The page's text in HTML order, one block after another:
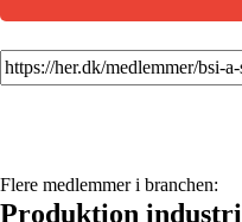
Flere medlemmer i branchen:
Produktion industri